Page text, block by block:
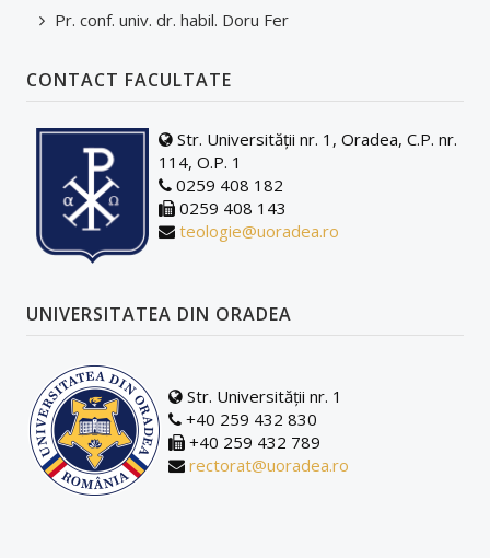
PLANURI DE ÎNVĂȚĂMÂNT/FIȘE DE DISCIPLINĂ
DOCUMENTE ÎN DEZBATERE PUBLICĂ
Pr. conf. univ. dr. habil. Doru Fer
CONTACT FACULTATE
Str. Universității nr. 1, Oradea, C.P. nr.
114, O.P. 1
0259 408 182
0259 408 143
teologie@uoradea.ro
UNIVERSITATEA DIN ORADEA
Str. Universității nr. 1
+40 259 432 830
+40 259 432 789
rectorat@uoradea.ro